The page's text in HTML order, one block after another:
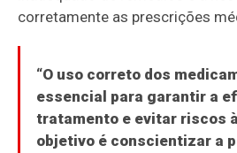
corretamente as prescrições
“O uso correto dos
essencial para garantir a
tratamento e evitar riscos
objetivo é conscientizar a